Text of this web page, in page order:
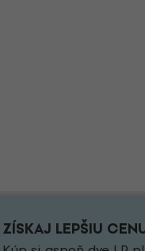
ZÍSKAJ LEPŠIU